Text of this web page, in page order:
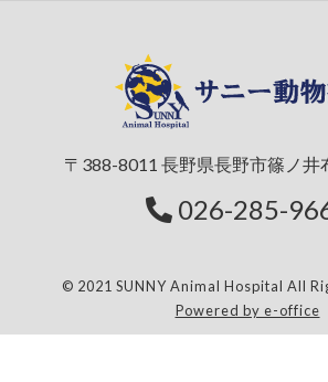
〒388-8011 長野県長野市篠ノ井
026-285-
© 2021 SUNNY Animal Hospital All
Powered by e-office